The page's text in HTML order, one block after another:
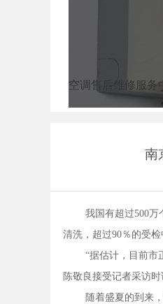
空调售后维修服务
南
我国有超过500
清洗，超过90％的受
“据估计，目前市
陈敬良接受记者采访时
随着盛夏的到来